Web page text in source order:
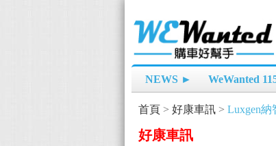
NEWS ► WeWanted
首頁 > 好康車訊 > Luxgen納
好康車訊